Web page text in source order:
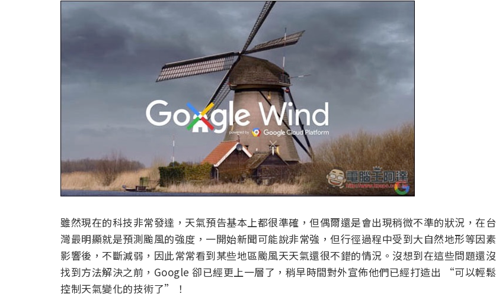
雖然現在的科技非常發達，天氣預告基本上都很準確，但偶爾還是會出現稍微不準的狀況，在台
灣最明顯就是預測颱風的強度，一開始新聞可能說非常強，但行徑過程中受到大自然地形等因素
影響後，不斷減弱，因此常常看到某些地區颱風天天氣還很不錯的情況。沒想到在這些問題還沒
找到方法解決之前，Google 卻已經更上一層了，稍早時間對外宣佈他們已經打造出 “可以輕鬆
控制天氣變化的技術了”！